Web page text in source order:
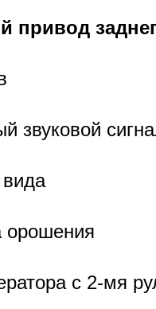
привод
звуковой
вида
орошения
с 2-мя